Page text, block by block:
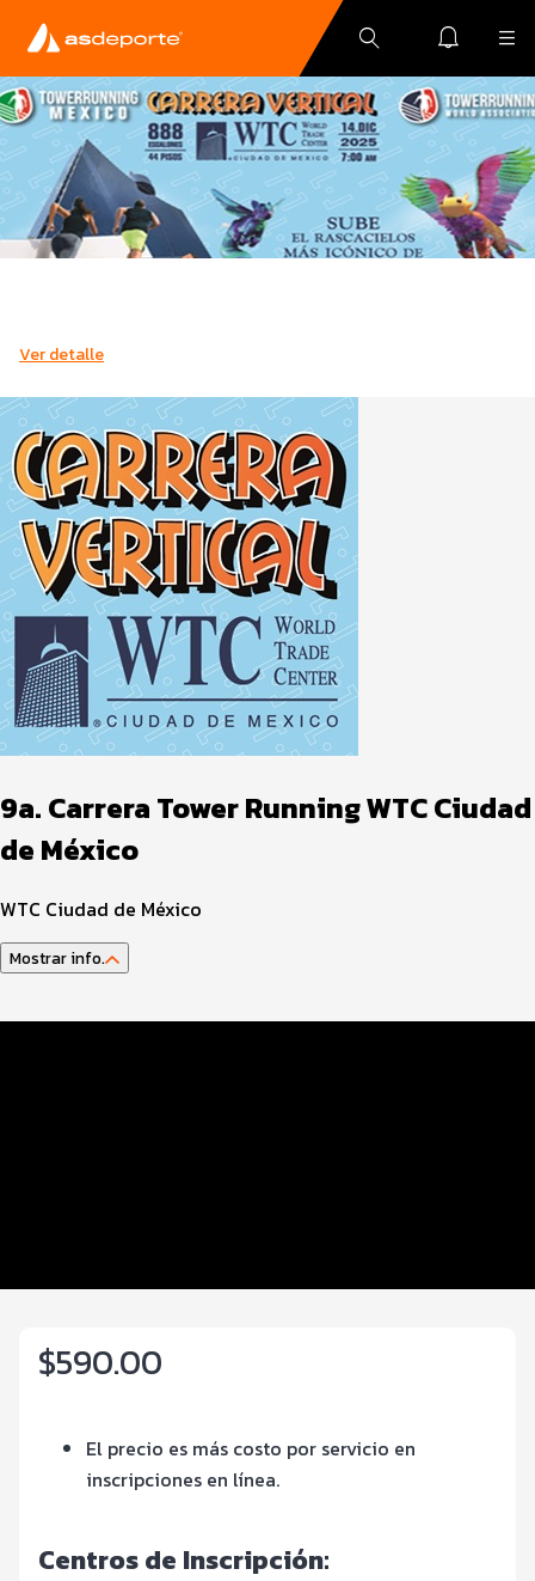
Ver detalle
9a. Carrera Tower Running WTC Ciudad
de México
WTC Ciudad de México
Mostrar info.
$590.00
El precio es más costo por servicio en
inscripciones en línea.
Centros de Inscripción: